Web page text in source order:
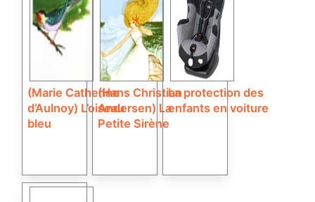
(Marie Catherine
d’Aulnoy) L’oiseau
bleu
(Hans Christian
Andersen) La
Petite Sirène
La protection des
enfants en voiture